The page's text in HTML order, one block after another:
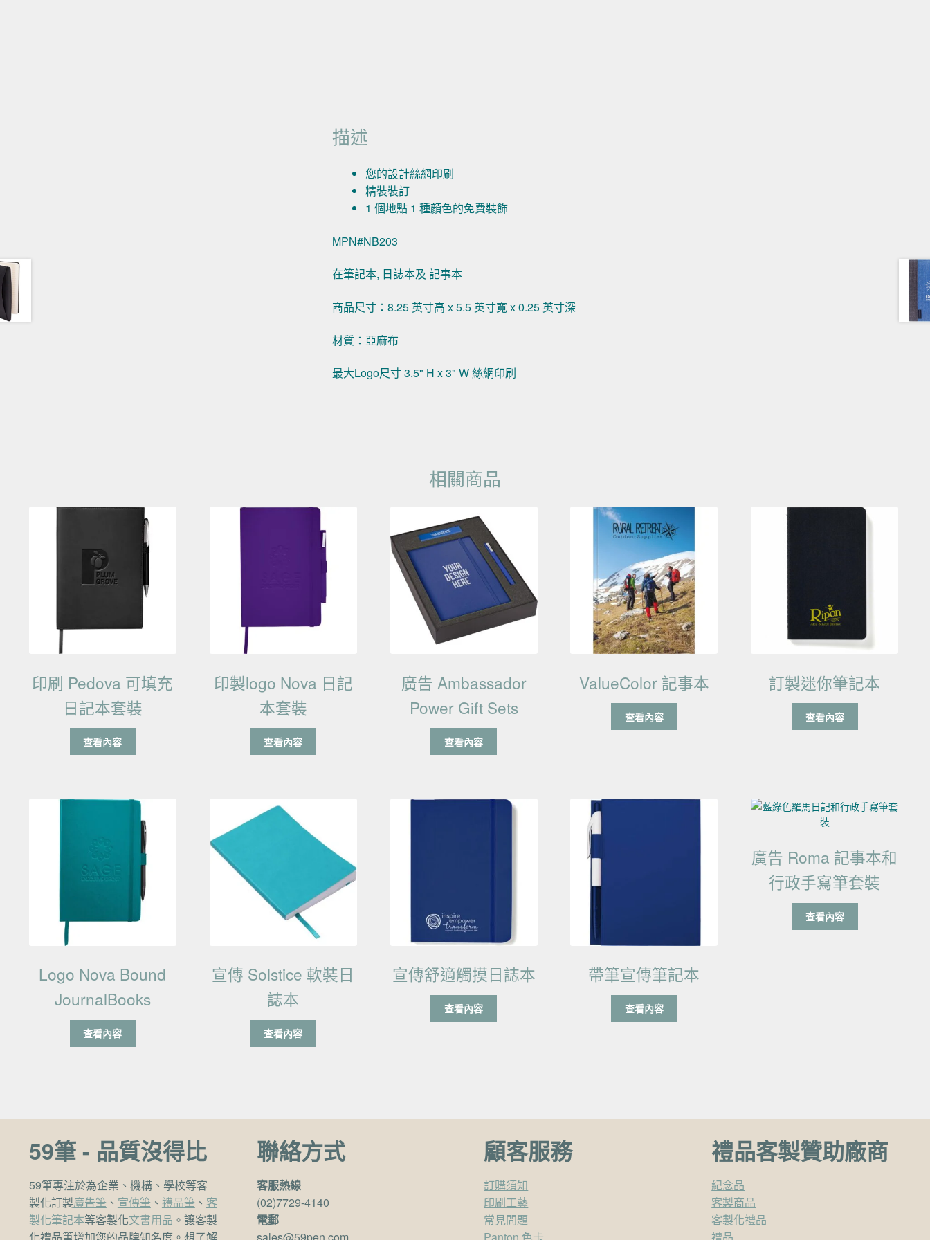
描述
您的設計絲網印刷
精裝裝訂
1 個地點 1 種顏色的免費裝飾
MPN#NB203
在筆記本, 日誌本及 記事本
商品尺寸：8.25 英寸高 x 5.5 英寸寬 x 0.25 英寸深
材質：亞麻布
最大Logo尺寸 3.5" H x 3" W 絲網印刷
相關商品
印刷 Pedova 可填充
日記本套裝
查看內容
印製logo Nova 日記
本套裝
查看內容
廣告 Ambassador
Power Gift Sets
查看內容
ValueColor 記事本
查看內容
訂製迷你筆記本
查看內容
Logo Nova Bound
JournalBooks
查看內容
宣傳 Solstice 軟裝日
誌本
查看內容
宣傳舒適觸摸日誌本
查看內容
帶筆宣傳筆記本
查看內容
廣告 Roma 記事本和
行政手寫筆套裝
查看內容
59筆 - 品質沒得比
59筆專注於為企業、機構、學校等客
製化訂製廣告筆、 宣傳筆、 禮品筆、 客
製化筆記本等客製化文書用品 。讓客製
化禮品筆增加您的品牌知名度。想了解
聯絡方式
客服熱線
(02)7729-4140
電郵
sales@59pen.com
顧客服務
訂購須知
印刷工藝
常見問題
Panton 色卡
禮品客製贊助廠商
紀念品
客製商品
客製化禮品
禮品